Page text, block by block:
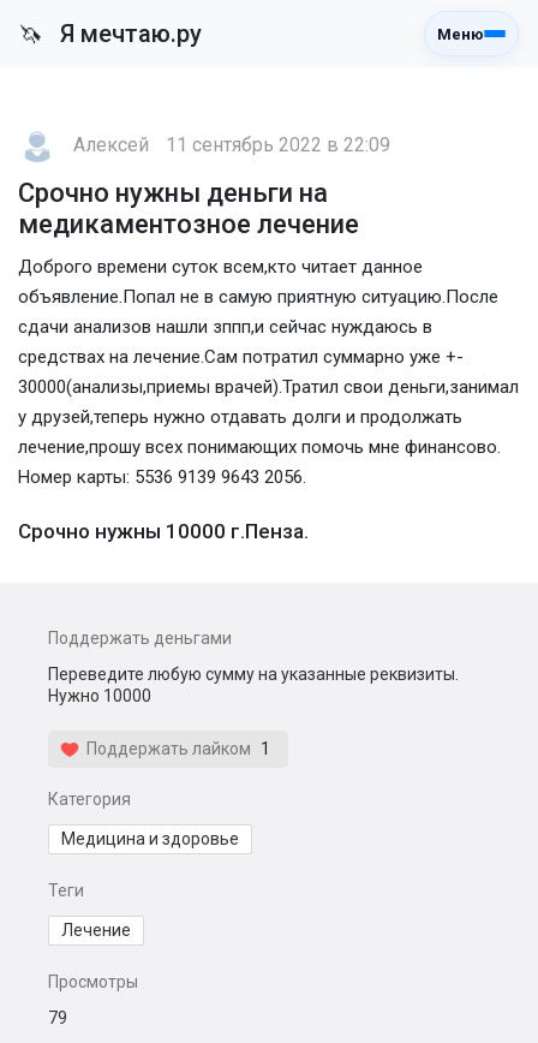
🦄 Я мечтаю.ру Меню
Алексей 11 сентябрь 2022 в 22:09
Срочно нужны деньги на
медикаментозное лечение
Доброго времени суток всем,кто читает данное
объявление.Попал не в самую приятную ситуацию.После
сдачи анализов нашли зппп,и сейчас нуждаюсь в
средствах на лечение.Сам потратил суммарно уже +-
30000(анализы,приемы врачей).Тратил свои деньги,занимал
у друзей,теперь нужно отдавать долги и продолжать
лечение,прошу всех понимающих помочь мне финансово.
Номер карты: 5536 9139 9643 2056.
Срочно нужны 10000 г.Пенза.
Поддержать деньгами
Переведите любую сумму на указанные реквизиты.
Нужно 10000
Поддержать лайком 1
Категория
Медицина и здоровье
Теги
Лечение
Просмотры
79